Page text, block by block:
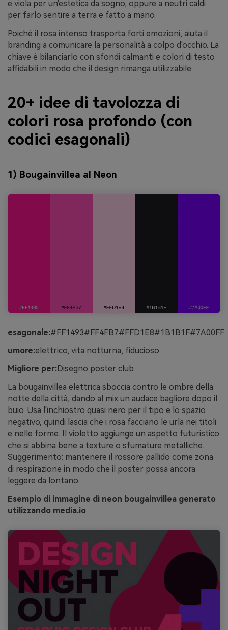
e viola per un'estetica da sogno, oppure a neutri caldi
per farlo sentire a terra e fatto a mano.
Poiché il rosa intenso trasporta forti emozioni, aiuta il
branding a comunicare la personalità a colpo d'occhio. La
chiave è bilanciarlo con sfondi calmanti e colori di testo
affidabili in modo che il design rimanga utilizzabile.
20+ idee di tavolozza di
colori rosa profondo (con
codici esagonali)
1) Bougainvillea al Neon
esagonale:#FF1493#FF4FB7#FFD1E8#1B1B1F#7A00FF
umore:elettrico, vita notturna, fiducioso
Migliore per:Disegno poster club
La bougainvillea elettrica sboccia contro le ombre della
notte della città, dando al mix un audace bagliore dopo il
buio. Usa l'inchiostro quasi nero per il tipo e lo spazio
negativo, quindi lascia che i rosa facciano le urla nei titoli
e nelle forme. Il violetto aggiunge un aspetto futuristico
che si abbina bene a texture o sfumature metalliche.
Suggerimento: mantenere il rossore pallido come zona
di respirazione in modo che il poster possa ancora
leggere da lontano.
Esempio di immagine di neon bougainvillea generato
utilizzando media.io